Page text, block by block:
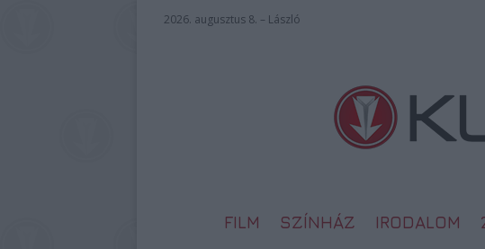
2026. augusztus 8. – László
FILM SZÍNHÁZ IRODALOM